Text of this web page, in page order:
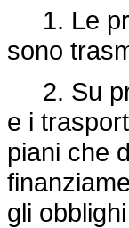
1. Le
sono
2. Su
e i
piani che
gli